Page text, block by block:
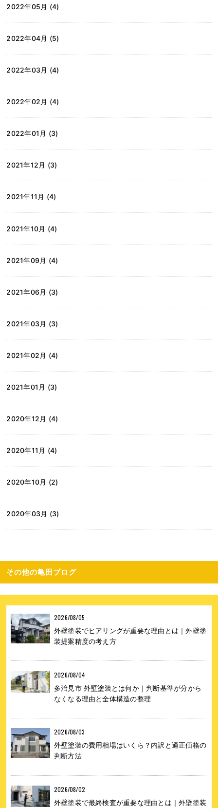
2022年05月 (4)
2022年04月 (5)
2022年03月 (4)
2022年02月 (4)
2022年01月 (3)
2021年12月 (3)
2021年11月 (4)
2021年10月 (4)
2021年09月 (4)
2021年06月 (3)
2021年03月 (3)
2021年02月 (4)
2021年01月 (3)
2020年12月 (4)
2020年11月 (4)
2020年10月 (2)
2020年03月 (3)
その他の亀田ブログ
2026/08/05
外壁塗装でヒアリングが重要な理由とは｜外壁塗
装提案精度の考え方
2026/08/04
多治見市 外壁塗装とは何か｜判断基準が分から
なくなる理由と全体構造の整理
2026/08/03
外壁塗装の費用相場はいくら？内訳と適正価格の
判断方法
2026/08/02
外壁塗装で最終検査が重要な理由とは｜外壁塗装